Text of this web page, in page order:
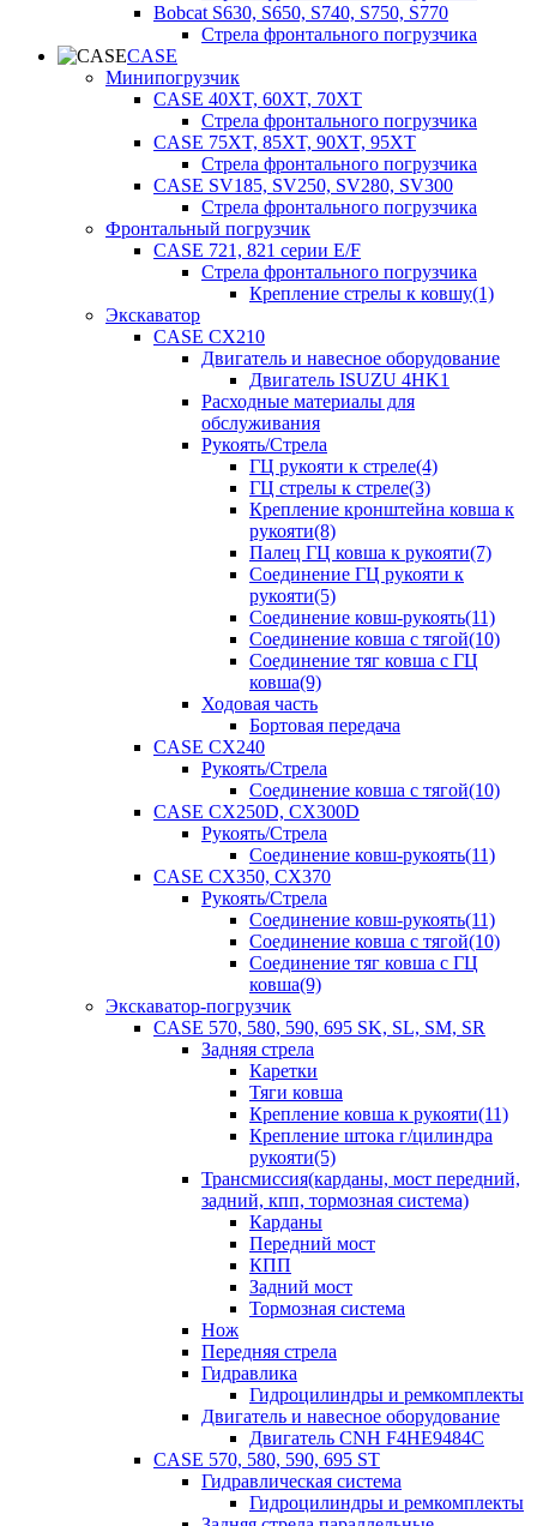
Bobcat S630, S650, S740, S750, S770
Стрела фронтального погрузчика
CASE
Минипогрузчик
CASE 40XT, 60XT, 70XT
Стрела фронтального погрузчика
CASE 75XT, 85XT, 90XT, 95XT
Стрела фронтального погрузчика
CASE SV185, SV250, SV280, SV300
Стрела фронтального погрузчика
Фронтальный погрузчик
CASE 721, 821 серии E/F
Стрела фронтального погрузчика
Крепление стрелы к ковшу(1)
Экскаватор
CASE CX210
Двигатель и навесное оборудование
Двигатель ISUZU 4HK1
Расходные материалы для
обслуживания
Рукоять/Стрела
ГЦ рукояти к стреле(4)
ГЦ стрелы к стреле(3)
Крепление кронштейна ковша к
рукояти(8)
Палец ГЦ ковша к рукояти(7)
Соединение ГЦ рукояти к
рукояти(5)
Соединение ковш-рукоять(11)
Соединение ковша с тягой(10)
Соединение тяг ковша с ГЦ
ковша(9)
Ходовая часть
Бортовая передача
CASE CX240
Рукоять/Стрела
Соединение ковша с тягой(10)
CASE CX250D, CX300D
Рукоять/Стрела
Соединение ковш-рукоять(11)
CASE CX350, CX370
Рукоять/Стрела
Соединение ковш-рукоять(11)
Соединение ковша с тягой(10)
Соединение тяг ковша с ГЦ
ковша(9)
Экскаватор-погрузчик
CASE 570, 580, 590, 695 SK, SL, SM, SR
Задняя стрела
Каретки
Тяги ковша
Крепление ковша к рукояти(11)
Крепление штока г/цилиндра
рукояти(5)
Трансмиссия(карданы, мост передний,
задний, кпп, тормозная система)
Карданы
Передний мост
КПП
Задний мост
Тормозная система
Нож
Передняя стрела
Гидравлика
Гидроцилиндры и ремкомплекты
Двигатель и навесное оборудование
Двигатель CNH F4HE9484C
CASE 570, 580, 590, 695 ST
Гидравлическая система
Гидроцилиндры и ремкомплекты